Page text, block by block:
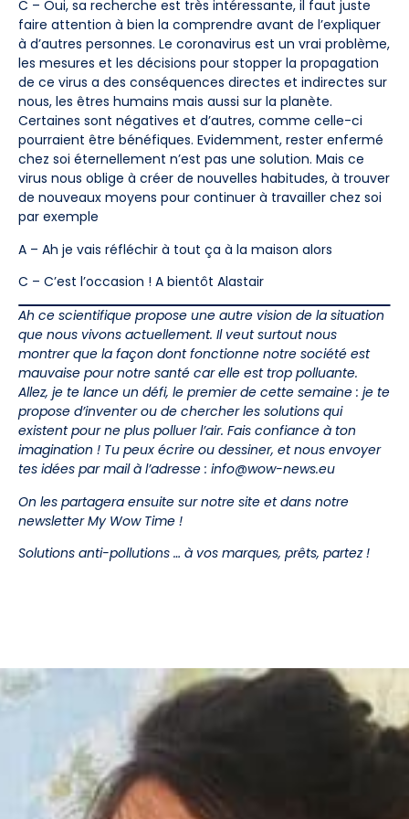
C – Oui, sa recherche est très intéressante, il faut juste
faire attention à bien la comprendre avant de l’expliquer
à d’autres personnes. Le coronavirus est un vrai problème,
les mesures et les décisions pour stopper la propagation
de ce virus a des conséquences directes et indirectes sur
nous, les êtres humains mais aussi sur la planète.
Certaines sont négatives et d’autres, comme celle-ci
pourraient être bénéfiques. Evidemment, rester enfermé
chez soi éternellement n’est pas une solution. Mais ce
virus nous oblige à créer de nouvelles habitudes, à trouver
de nouveaux moyens pour continuer à travailler chez soi
par exemple
A – Ah je vais réfléchir à tout ça à la maison alors
C – C’est l’occasion ! A bientôt Alastair
Ah ce scientifique propose une autre vision de la situation
que nous vivons actuellement. Il veut surtout nous
montrer que la façon dont fonctionne notre société est
mauvaise pour notre santé car elle est trop polluante.
Allez, je te lance un défi, le premier de cette semaine : je te
propose d’inventer ou de chercher les solutions qui
existent pour ne plus polluer l’air. Fais confiance à ton
imagination ! Tu peux écrire ou dessiner, et nous envoyer
tes idées par mail à l’adresse : info@wow-news.eu
On les partagera ensuite sur notre site et dans notre
newsletter My Wow Time !
Solutions anti-pollutions … à vos marques, prêts, partez !